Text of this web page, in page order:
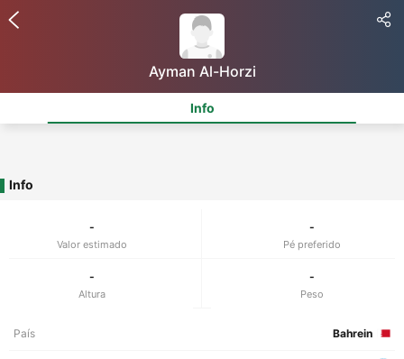
Ayman Al-Horzi
Info
Info
-
Valor estimado
-
Pé preferido
-
Altura
-
Peso
País Bahrein